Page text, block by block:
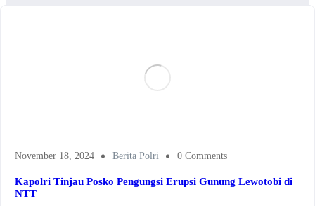
November 18, 2024 Berita Polri 0 Comments
Kapolri Tinjau Posko Pengungsi Erupsi Gunung Lewotobi di
NTT